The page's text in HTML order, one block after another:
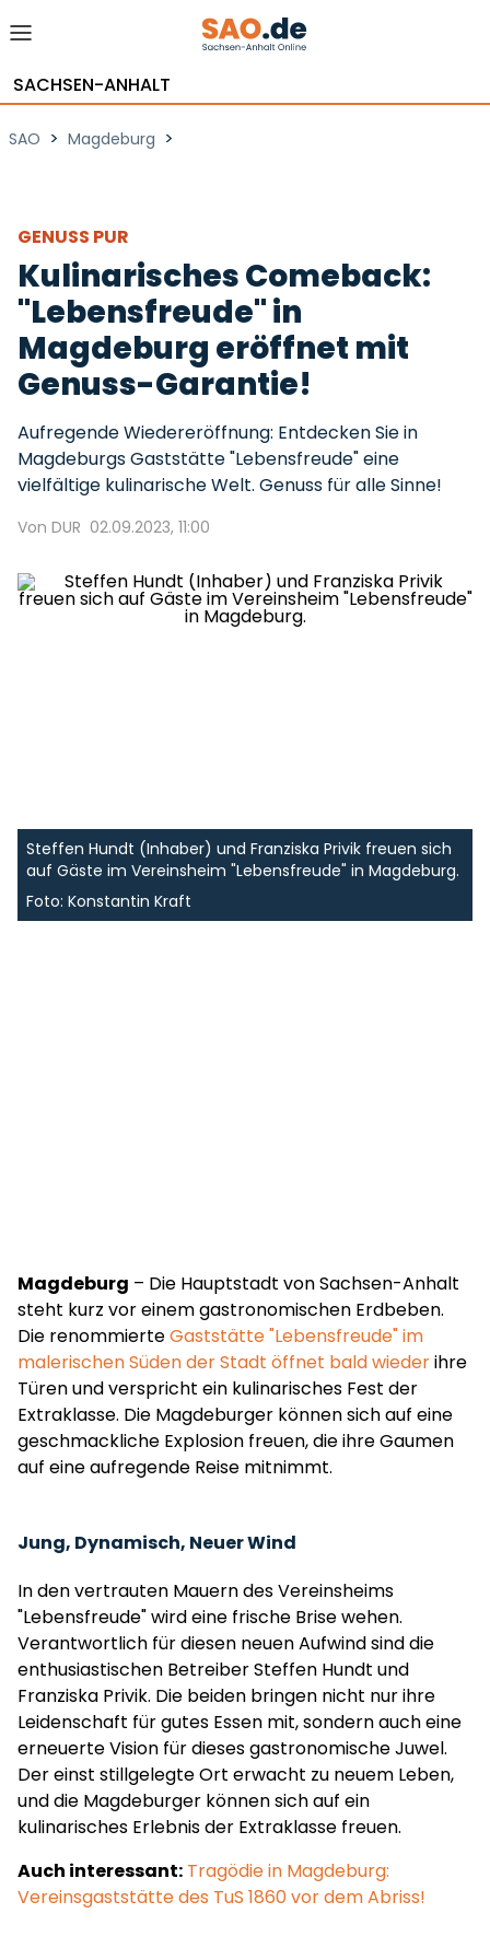
SACHSEN-ANHALT
SAO > Magdeburg >
GENUSS PUR
Kulinarisches Comeback:
"Lebensfreude" in
Magdeburg eröffnet mit
Genuss-Garantie!
Aufregende Wiedereröffnung: Entdecken Sie in
Magdeburgs Gaststätte "Lebensfreude" eine
vielfältige kulinarische Welt. Genuss für alle Sinne!
Von DUR 02.09.2023, 11:00
Steffen Hundt (Inhaber) und Franziska Privik freuen sich
auf Gäste im Vereinsheim "Lebensfreude" in Magdeburg.
Foto: Konstantin Kraft
Magdeburg – Die Hauptstadt von Sachsen-Anhalt
steht kurz vor einem gastronomischen Erdbeben.
Die renommierteGaststätte "Lebensfreude" im
malerischen Süden der Stadt öffnet bald wiederihre
Türen und verspricht ein kulinarisches Fest der
Extraklasse. Die Magdeburger können sich auf eine
geschmackliche Explosion freuen, die ihre Gaumen
auf eine aufregende Reise mitnimmt.
Jung, Dynamisch, Neuer Wind
In den vertrauten Mauern des Vereinsheims
"Lebensfreude" wird eine frische Brise wehen.
Verantwortlich für diesen neuen Aufwind sind die
enthusiastischen Betreiber Steffen Hundt und
Franziska Privik. Die beiden bringen nicht nur ihre
Leidenschaft für gutes Essen mit, sondern auch eine
erneuerte Vision für dieses gastronomische Juwel.
Der einst stillgelegte Ort erwacht zu neuem Leben,
und die Magdeburger können sich auf ein
kulinarisches Erlebnis der Extraklasse freuen.
Auch interessant: Tragödie in Magdeburg:
Vereinsgaststätte des TuS 1860 vor dem Abriss!